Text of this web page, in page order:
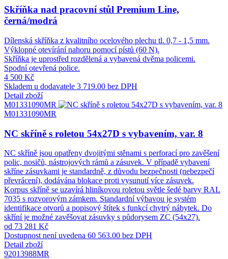
Skříňka nad pracovní stůl Premium Line,
černá/modrá
Dílenská skříňka z kvalitního ocelového plechu tl. 0,7 - 1,5 mm.
Výklopné otevírání nahoru pomocí pístů (60 N).
Skříňka je uprostřed rozdělená a vybavená dvěma policemi.
Spodní otevřená police.
4 500 Kč
Skladem u dodavatele 3 719.00 bez DPH
Detail zboží
M01331090MR
M01331090MR
NC skříně s roletou 54x27D s vybavením, var. 8
NC skříně jsou opatřeny dvojitými stěnami s perforací pro zavěšení
polic, nosičů, nástrojových rámů a zásuvek. V případě vybavení
skříne zásuvkami je standardně, z důvodu bezpečnosti (nebezpečí
převrácení), dodávána blokace proti vysunutí více zásuvek.
Korpus skříně se uzavírá hliníkovou roletou světle šedé barvy RAL
7035 s rozvorovým zámkem. Standardní výbavou je systém
identifikace otvorů a popisový štítek s funkcí chytrý nábytek. Do
skříní je možné zavěšovat zásuvky s půdorysem ZC (54x27).
od 73 281 Kč
Dostupnost není uvedena 60 563.00 bez DPH
Detail zboží
92013988MR